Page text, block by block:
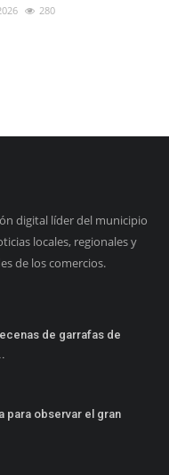
280
digital líder del municipio
locales, regionales y
de los comercios.
de garrafas de
para observar el gran